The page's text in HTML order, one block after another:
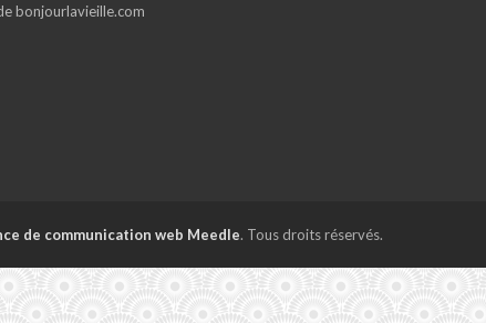
bonjourlavieille.com
de communication web Meedle. Tous droits réservés.